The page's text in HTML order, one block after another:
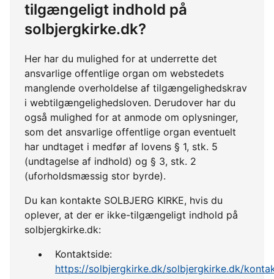
tilgængeligt indhold på
solbjergkirke.dk?
Her har du mulighed for at underrette det
ansvarlige offentlige organ om webstedets
manglende overholdelse af tilgængelighedskrav
i webtilgængelighedsloven. Derudover har du
også mulighed for at anmode om oplysninger,
som det ansvarlige offentlige organ eventuelt
har undtaget i medfør af lovens § 1, stk. 5
(undtagelse af indhold) og § 3, stk. 2
(uforholdsmæssig stor byrde).
Du kan kontakte SOLBJERG KIRKE, hvis du
oplever, at der er ikke-tilgængeligt indhold på
solbjergkirke.dk:
Kontaktside:
https://solbjergkirke.dk/solbjergkirke.dk/